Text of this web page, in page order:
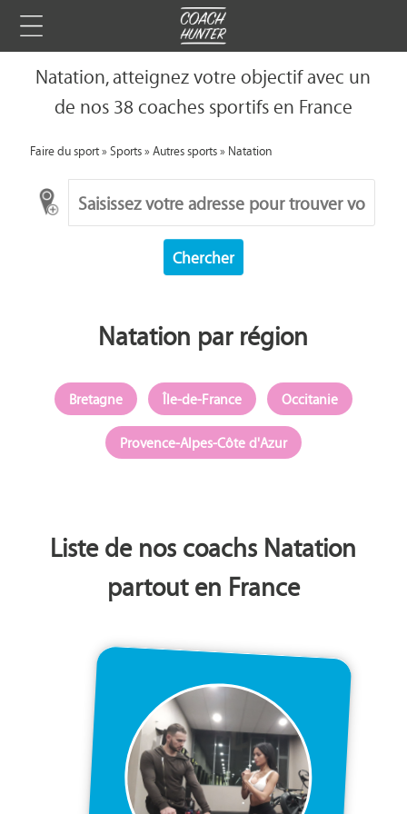
Natation, atteignez votre objectif avec un
de nos 38 coaches sportifs en France
Faire du sport»Sports»Autres sports»Natation
Chercher
Natation par région
Bretagne Île-de-France
Occitanie
Provence-Alpes-Côte d'Azur
Liste de nos coachs Natation
partout en France